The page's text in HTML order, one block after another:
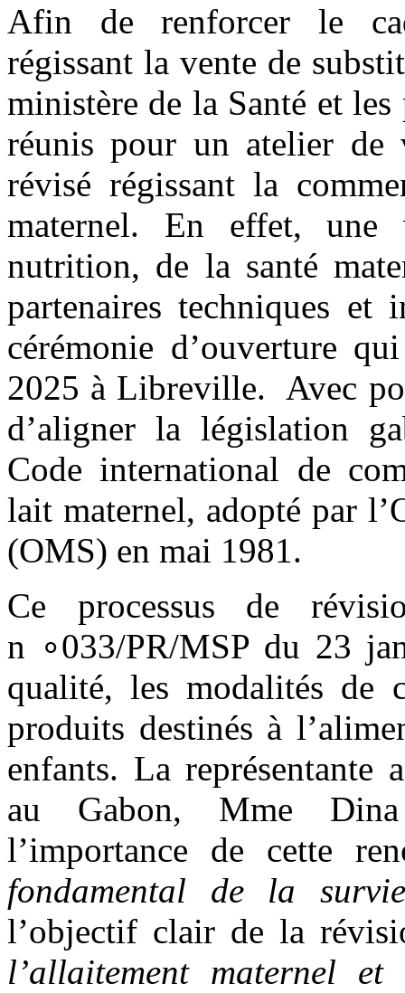
Afin de renforcer le
régissant la vente de
ministère de la Santé et
réunis pour un atelier de
révisé régissant la
maternel. En effet, une
nutrition, de la santé
partenaires techniques
cérémonie d’ouverture
2025 à Libreville. Avec
d’aligner la législation
Code international de
lait maternel, adopté par
(OMS) en mai 1981.
Ce processus de
n ∘033/PR/MSP du 23
qualité, les modalités de
produits destinés à
enfants. La représentante
au Gabon, Mme
l’importance de cette
fondamental de la
l’objectif clair de la
l’allaitement maternel